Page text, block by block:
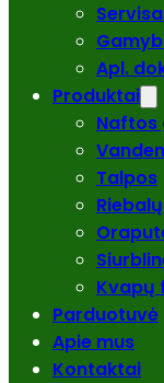
Apl.
Produktai
Naftos
Talpos
Kvapų
Parduotuvė
Apie mus
Kontaktai